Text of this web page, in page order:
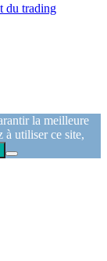
du trading
la meilleure
à utiliser ce site,